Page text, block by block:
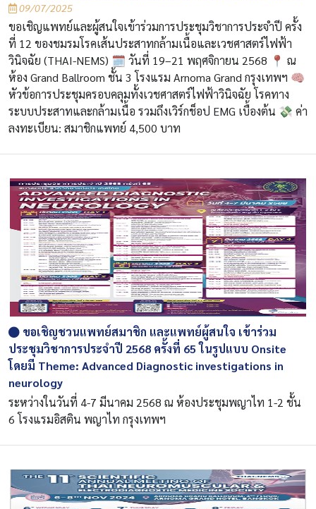
09/07/2025
ขอเชิญแพทย์และผู้สนใจเข้าร่วมการประชุมวิชาการประจำปี ครั้ง
ที่ 12 ของชมรมโรคเส้นประสาทกล้ามเนื้อและเวชศาสตร์ไฟฟ้า
วินิจฉัย (THAI-NEMS) 🗓 วันที่ 19–21 พฤศจิกายน 2568 📍 ณ
ห้อง Grand Ballroom ชั้น 3 โรงแรม Arnoma Grand กรุงเทพฯ 🧠
หัวข้อการประชุมครอบคลุมทั้งเวชศาสตร์ไฟฟ้าวินิจฉัย โรคทาง
ระบบประสาทและกล้ามเนื้อ รวมถึงเวิร์กช็อป EMG เบื้องต้น 💸 ค่า
ลงทะเบียน: สมาชิกแพทย์ 4,500 บาท
ขอเชิญชวนแพทย์สมาชิก และแพทย์ผู้สนใจ เข้าร่วม
ประชุมวิชาการประจำปี 2568 ครั้งที่ 65 ในรูปแบบ Onsite
โดยมี Theme: Advanced Diagnostic investigations in
neurology
ระหว่างในวันที่ 4-7 มีนาคม 2568 ณ ห้องประชุมพญาไท 1-2 ชั้น
6 โรงแรมอิสติน พญาไท กรุงเทพฯ